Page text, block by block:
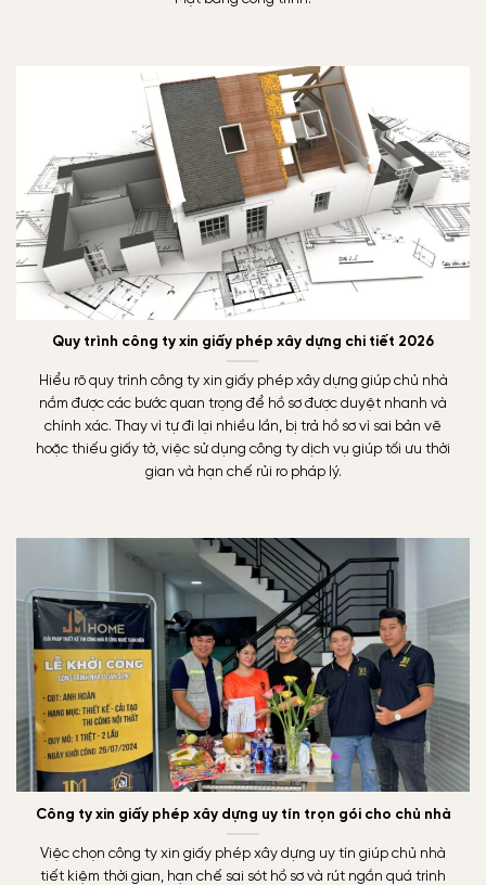
Quy trình công ty xin giấy phép xây dựng chi tiết 2026
Hiểu rõ quy trình công ty xin giấy phép xây dựng giúp chủ nhà
nắm được các bước quan trọng để hồ sơ được duyệt nhanh và
chính xác. Thay vì tự đi lại nhiều lần, bị trả hồ sơ vì sai bản vẽ
hoặc thiếu giấy tờ, việc sử dụng công ty dịch vụ giúp tối ưu thời
gian và hạn chế rủi ro pháp lý.
Công ty xin giấy phép xây dựng uy tín trọn gói cho chủ nhà
Việc chọn công ty xin giấy phép xây dựng uy tín giúp chủ nhà
tiết kiệm thời gian, hạn chế sai sót hồ sơ và rút ngắn quá trình